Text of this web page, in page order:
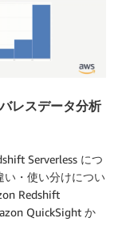
レスデータ分析
Serverless につ
い・使い分けについ
Redshift
QuickSight か